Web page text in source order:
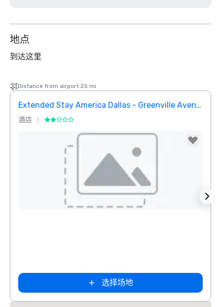
地点
到达这里
Distance from airport 25 mi
Extended Stay America Dallas - Greenville Avenue
酒店
选择场地
Dallas
Extended
Stay Dallas Tx
– Garland